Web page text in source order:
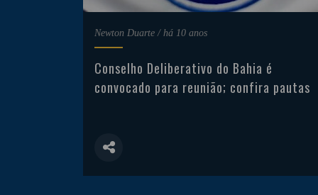
Newton Duarte / há 10 anos
Conselho Deliberativo do Bahia é
convocado para reunião; confira pautas